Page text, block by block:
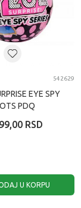
542629
EYE SPY
PDQ
RSD
U KORPU